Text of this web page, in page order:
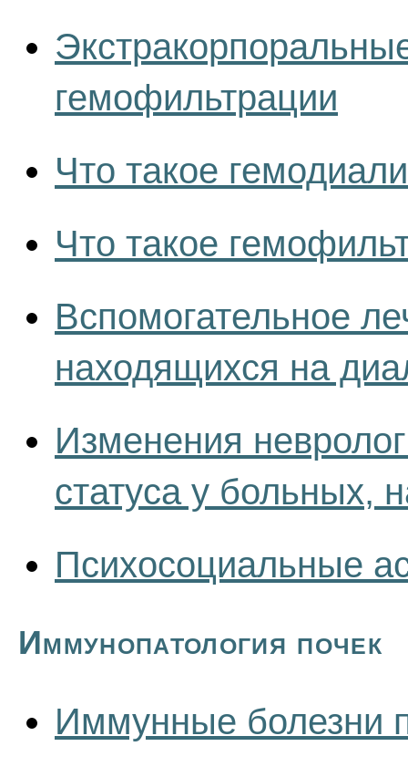
гемофильтрации
Что такое
Что такое
Вспомогательное
находящихся на
Изменения
статуса у больных,
Психосоциальные
Иммунопатология почек
Иммунные болезни